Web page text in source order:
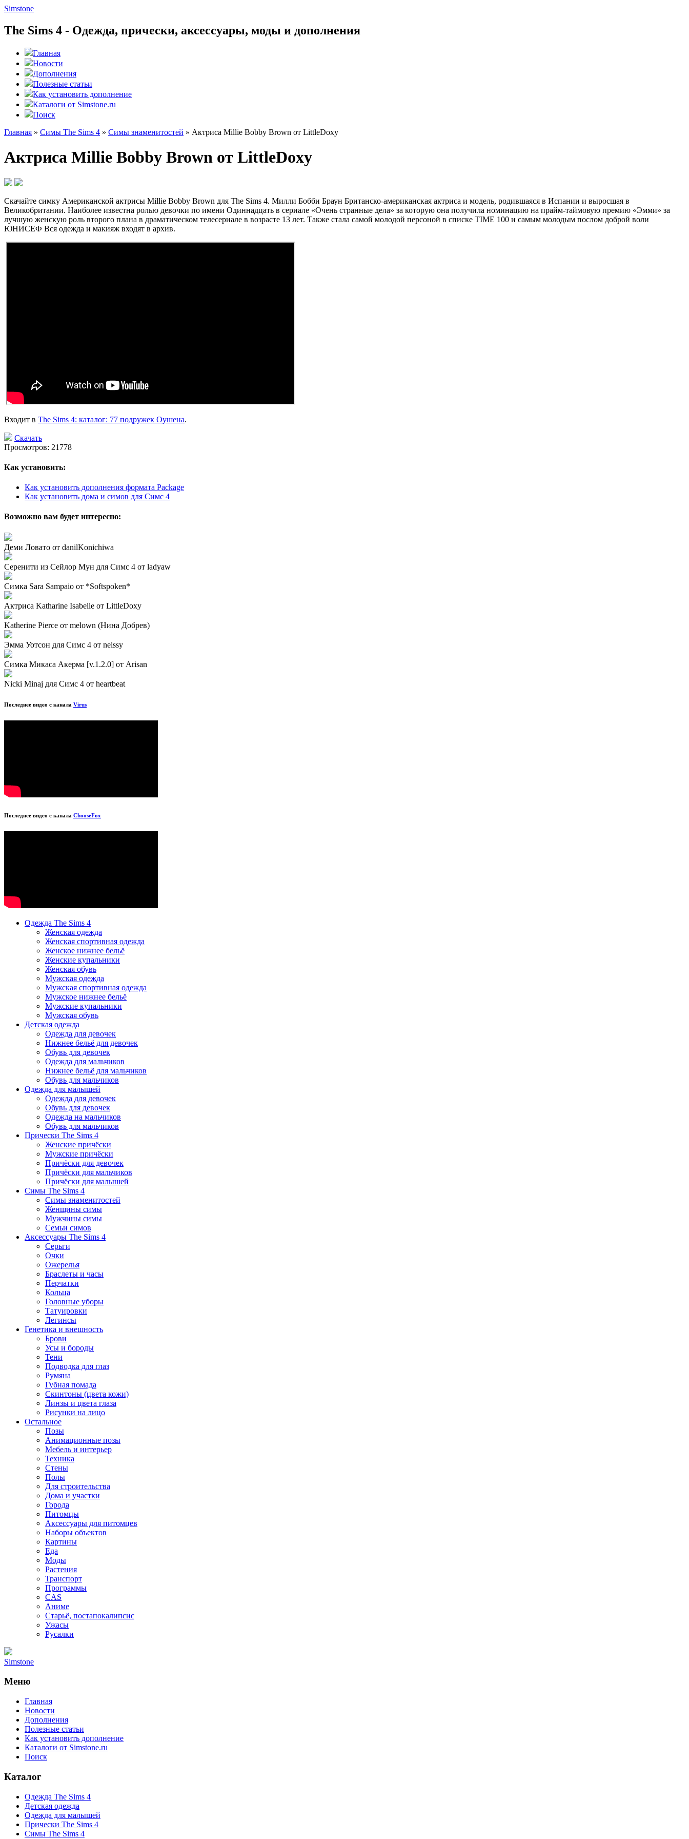
Simstone
The Sims 4 - Одежда, прически, аксессуары, моды и дополнения
Главная
Новости
Дополнения
Полезные статьи
Как установить дополнение
Каталоги от Simstone.ru
Поиск
Главная » Симы The Sims 4 » Симы знаменитостей » Актриса Millie Bobby Brown от LittleDoxy
Актриса Millie Bobby Brown от LittleDoxy
Скачайте симку Американской актрисы Millie Bobby Brown для The Sims 4. Милли Бобби Браун Британско-американская актриса и модель, родившаяся в Испании и выросшая в
Великобритании. Наиболее известна ролью девочки по имени Одиннадцать в сериале «Очень странные дела» за которую она получила номинацию на прайм-таймовую премию «Эмми» за
лучшую женскую роль второго плана в драматическом телесериале в возрасте 13 лет. Также стала самой молодой персоной в списке TIME 100 и самым молодым послом доброй воли
ЮНИСЕФ Вся одежда и макияж входят в архив.
Входит в The Sims 4: каталог: 77 подружек Оушена.
Скачать
Просмотров: 21778
Как установить:
Как установить дополнения формата Package
Как установить дома и симов для Симс 4
Возможно вам будет интересно:
Деми Ловато от danilKonichiwa
Серенити из Сейлор Мун для Симс 4 от ladyaw
Симка Sara Sampaio от *Softspoken*
Актриса Katharine Isabelle от LittleDoxy
Katherine Pierce от melown (Нина Добрев)
Эмма Уотсон для Симс 4 от neissy
Симка Микаса Акерма [v.1.2.0] от Arisan
Nicki Minaj для Симс 4 от heartbeat
Последнее видео с канала Virus
Последнее видео с канала ChooseFox
Одежда The Sims 4
Женская одежда
Женская спортивная одежда
Женское нижнее бельё
Женские купальники
Женская обувь
Мужская одежда
Мужская спортивная одежда
Мужское нижнее бельё
Мужские купальники
Мужская обувь
Детская одежда
Одежда для девочек
Нижнее бельё для девочек
Обувь для девочек
Одежда для мальчиков
Нижнее бельё для мальчиков
Обувь для мальчиков
Одежда для малышей
Одежда для девочек
Обувь для девочек
Одежда на мальчиков
Обувь для мальчиков
Прически The Sims 4
Женские причёски
Мужские причёски
Причёски для девочек
Причёски для мальчиков
Причёски для малышей
Симы The Sims 4
Симы знаменитостей
Женщины симы
Мужчины симы
Семьи симов
Аксессуары The Sims 4
Серьги
Очки
Ожерелья
Браслеты и часы
Перчатки
Кольца
Головные уборы
Татуировки
Легинсы
Генетика и внешность
Брови
Усы и бороды
Тени
Подводка для глаз
Румяна
Губная помада
Скинтоны (цвета кожи)
Линзы и цвета глаза
Рисунки на лицо
Остальное
Позы
Анимационные позы
Мебель и интерьер
Техника
Стены
Полы
Для строительства
Дома и участки
Города
Питомцы
Аксессуары для питомцев
Наборы объектов
Картины
Еда
Моды
Растения
Транспорт
Программы
CAS
Аниме
Старьё, постапокалипсис
Ужасы
Русалки
Simstone
Меню
Главная
Новости
Дополнения
Полезные статьи
Как установить дополнение
Каталоги от Simstone.ru
Поиск
Каталог
Одежда The Sims 4
Детская одежда
Одежда для малышей
Прически The Sims 4
Симы The Sims 4